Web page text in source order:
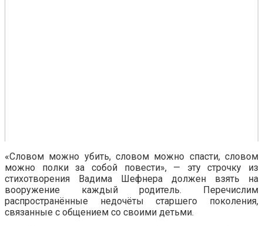
«Словом можно убить, словом можно спасти, словом
можно полки за собой повести», — эту строчку из
стихотворения Вадима Шефнера должен взять на
вооружение каждый родитель. Перечислим
распространённые недочёты старшего поколения,
связанные с общением со своими детьми.